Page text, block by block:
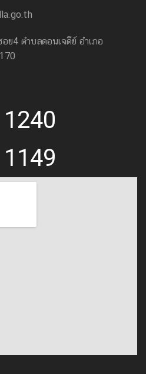
ย4 ตำบลดอนเจดีย์ อำเภอ